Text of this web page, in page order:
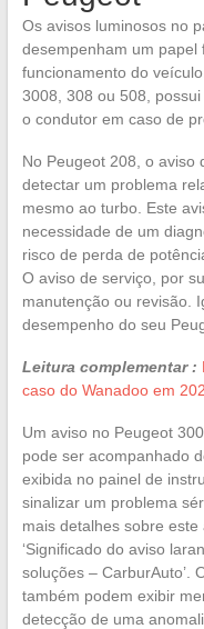
Os avisos luminosos no
desempenham um papel
funcionamento do
3008, 308 ou 508,
o condutor em caso de
No Peugeot 208, o aviso
detectar um problema
mesmo ao turbo. Este
necessidade de um
risco de perda de
O aviso de serviço, por
manutenção ou revisão.
desempenho do seu
Leitura complementar :
caso do Wanadoo em
Um aviso no Peugeot
pode ser acompanhado
exibida no painel de
sinalizar um problema
mais detalhes sobre
‘Significado do aviso
soluções – CarburAuto’.
também podem exibir
detecção de uma